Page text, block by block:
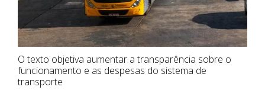
O texto objetiva aumentar a transparência sobre o
funcionamento e as despesas do sistema de
transporte